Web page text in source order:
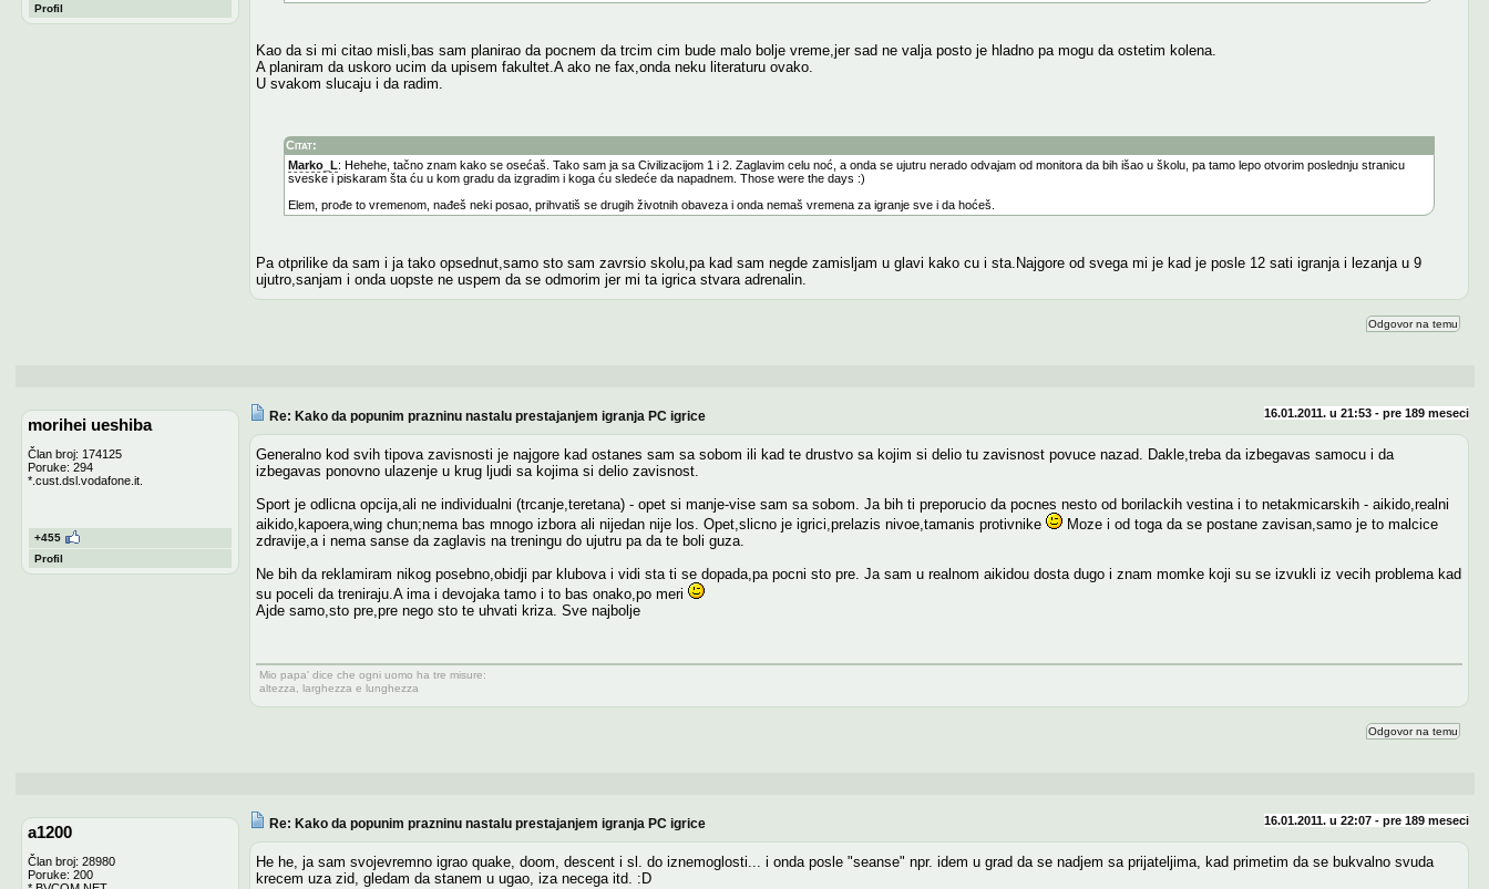
Profil
Kao da si mi citao misli,bas sam planirao da pocnem da trcim cim bude malo bolje vreme,jer sad ne valja posto je hladno pa mogu da ostetim kolena.
A planiram da uskoro ucim da upisem fakultet.A ako ne fax,onda neku literaturu ovako.
U svakom slucaju i da radim.
Citat:
Marko_L: Hehehe, tačno znam kako se osećaš. Tako sam ja sa Civilizacijom 1 i 2. Zaglavim celu noć, a onda se ujutru nerado odvajam od monitora da bih išao u školu, pa tamo lepo otvorim poslednju stranicu
sveske i piskaram šta ću u kom gradu da izgradim i koga ću sledeće da napadnem. Those were the days :)
Elem, prođe to vremenom, nađeš neki posao, prihvatiš se drugih životnih obaveza i onda nemaš vremena za igranje sve i da hoćeš.
Pa otprilike da sam i ja tako opsednut,samo sto sam zavrsio skolu,pa kad sam negde zamisljam u glavi kako cu i sta.Najgore od svega mi je kad je posle 12 sati igranja i lezanja u 9
ujutro,sanjam i onda uopste ne uspem da se odmorim jer mi ta igrica stvara adrenalin.
Odgovor na temu
morihei ueshiba
Član broj: 174125
Poruke: 294
*.cust.dsl.vodafone.it.
+455
Profil
Re: Kako da popunim prazninu nastalu prestajanjem igranja PC igrice 16.01.2011. u 21:53 - pre 189 meseci
Generalno kod svih tipova zavisnosti je najgore kad ostanes sam sa sobom ili kad te drustvo sa kojim si delio tu zavisnost povuce nazad. Dakle,treba da izbegavas samocu i da
izbegavas ponovno ulazenje u krug ljudi sa kojima si delio zavisnost.
Sport je odlicna opcija,ali ne individualni (trcanje,teretana) - opet si manje-vise sam sa sobom. Ja bih ti preporucio da pocnes nesto od borilackih vestina i to netakmicarskih - aikido,realni
aikido,kapoera,wing chun;nema bas mnogo izbora ali nijedan nije los. Opet,slicno je igrici,prelazis nivoe,tamanis protivnike
Moze i od toga da se postane zavisan,samo je to malcice
zdravije,a i nema sanse da zaglavis na treningu do ujutru pa da te boli guza.
Ne bih da reklamiram nikog posebno,obidji par klubova i vidi sta ti se dopada,pa pocni sto pre. Ja sam u realnom aikidou dosta dugo i znam momke koji su se izvukli iz vecih problema kad
su poceli da treniraju.A ima i devojaka tamo i to bas onako,po meri
Ajde samo,sto pre,pre nego sto te uhvati kriza. Sve najbolje
Mio papa' dice che ogni uomo ha tre misure:
altezza, larghezza e lunghezza
Odgovor na temu
a1200
Član broj: 28980
Poruke: 200
Re: Kako da popunim prazninu nastalu prestajanjem igranja PC igrice 16.01.2011. u 22:07 - pre 189 meseci
He he, ja sam svojevremno igrao quake, doom, descent i sl. do iznemoglosti... i onda posle "seanse" npr. idem u grad da se nadjem sa prijateljima, kad primetim da se bukvalno svuda
krecem uza zid, gledam da stanem u ugao, iza necega itd. :D